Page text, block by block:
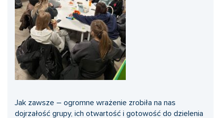
Jak zawsze – ogromne wrażenie zrobiła na nas
dojrzałość grupy, ich otwartość i gotowość do dzielenia